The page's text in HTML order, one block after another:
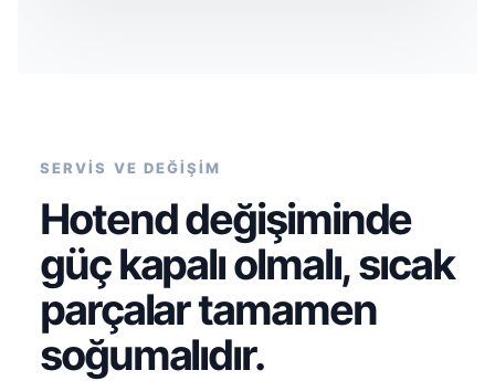
SERVİS VE DEĞİŞİM
Hotend değişiminde
güç kapalı olmalı, sıcak
parçalar tamamen
soğumalıdır.